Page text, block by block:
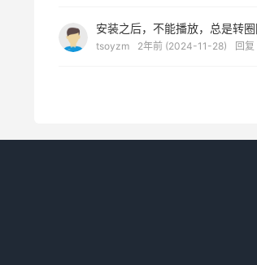
安装之后，不能播放，总是转
tsoyzm 2年前 (2024-11-28) 回复